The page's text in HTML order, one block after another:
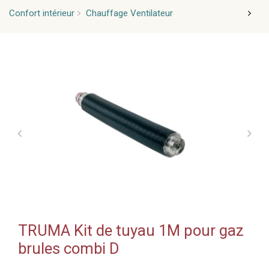
Confort intérieur Chauffage Ventilateur
TRUMA Kit de tuyau 1M pour gaz
brules combi D